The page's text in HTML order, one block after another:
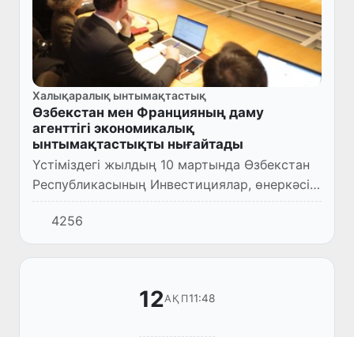
Халықаралық ынтымақтастық
Өзбекстан мен Францияның даму
агенттігі экономикалық
ынтымақтастықты нығайтады
Үстіміздегі жылдың 10 мартында Өзбекстан
Республикасының Инвестициялар, өнеркәсіп
және сауда министрі Лазиз Кудратов
Өзбекстан Республикасы мен Францияның
Даму Агенттігі (ФДА) арас...
4256
12АҚП11:48